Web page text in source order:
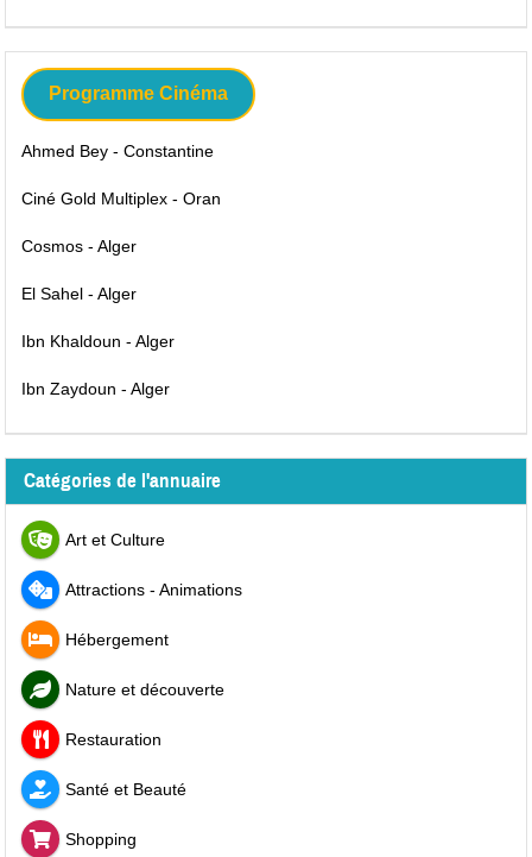
Programme Cinéma
Ahmed Bey - Constantine
Ciné Gold Multiplex - Oran
Cosmos - Alger
El Sahel - Alger
Ibn Khaldoun - Alger
Ibn Zaydoun - Alger
Catégories de l'annuaire
Art et Culture
Attractions - Animations
Hébergement
Nature et découverte
Restauration
Santé et Beauté
Shopping